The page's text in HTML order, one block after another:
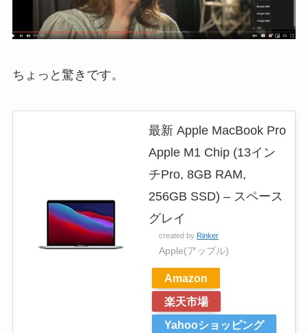
ちょっと驚きです。
最新 Apple MacBook Pro
Apple M1 Chip (13イン
チPro, 8GB RAM,
256GB SSD) – スペース
グレイ
created by Rinker
Apple(アップル)
Amazon
楽天市場
Yahooショッピング